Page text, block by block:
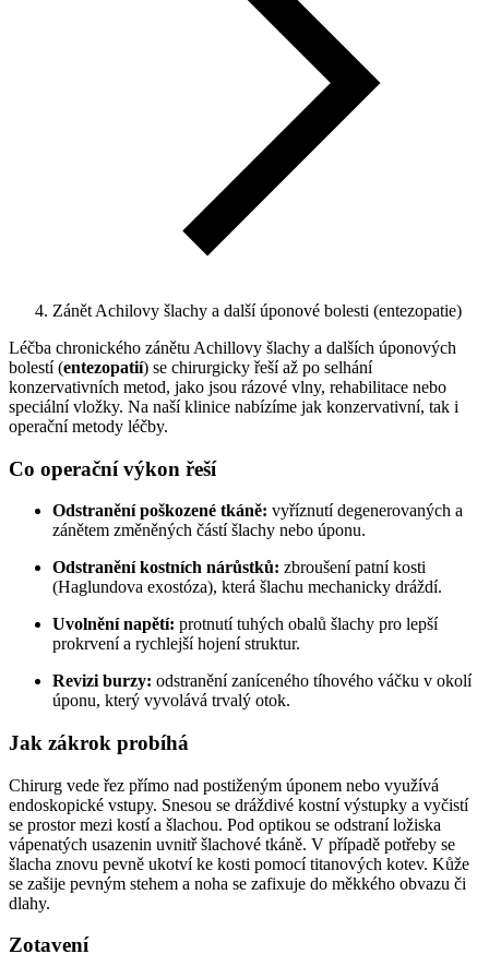
Zánět Achilovy šlachy a další úponové bolesti (entezopatie)
Léčba chronického zánětu Achillovy šlachy a dalších úponových
bolestí (entezopatií) se chirurgicky řeší až po selhání
konzervativních metod, jako jsou rázové vlny, rehabilitace nebo
speciální vložky. Na naší klinice nabízíme jak konzervativní, tak i
operační metody léčby.
Co operační výkon řeší
Odstranění poškozené tkáně: vyříznutí degenerovaných a
zánětem změněných částí šlachy nebo úponu.
Odstranění kostních nárůstků: zbroušení patní kosti
(Haglundova exostóza), která šlachu mechanicky dráždí.
Uvolnění napětí: protnutí tuhých obalů šlachy pro lepší
prokrvení a rychlejší hojení struktur.
Revizi burzy: odstranění zaníceného tíhového váčku v okolí
úponu, který vyvolává trvalý otok.
Jak zákrok probíhá
Chirurg vede řez přímo nad postiženým úponem nebo využívá
endoskopické vstupy. Snesou se dráždivé kostní výstupky a vyčistí
se prostor mezi kostí a šlachou. Pod optikou se odstraní ložiska
vápenatých usazenin uvnitř šlachové tkáně. V případě potřeby se
šlacha znovu pevně ukotví ke kosti pomocí titanových kotev. Kůže
se zašije pevným stehem a noha se zafixuje do měkkého obvazu či
dlahy.
Zotavení